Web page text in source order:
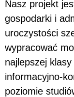
Nasz projekt
gospodarki i
uroczystości
wypracować
najlepszej
informacyjno-
poziomie